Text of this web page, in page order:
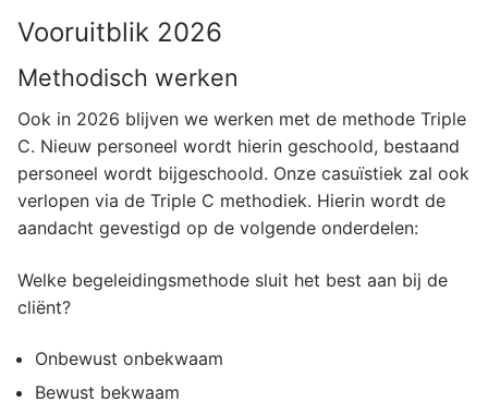
Vooruitblik 2026
Methodisch werken
Ook in 2026 blijven we werken met de methode Triple
C. Nieuw personeel wordt hierin geschoold, bestaand
personeel wordt bijgeschoold. Onze casuïstiek zal ook
verlopen via de Triple C methodiek. Hierin wordt de
aandacht gevestigd op de volgende onderdelen:
Welke begeleidingsmethode sluit het best aan bij de
cliënt?
Onbewust onbekwaam
Bewust bekwaam